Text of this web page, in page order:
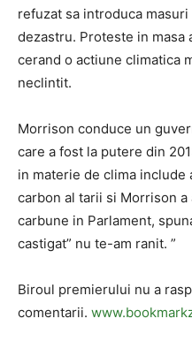
refuzat sa introduca
dezastru. Proteste in masa
cerand o actiune climatica
neclintit.
Morrison conduce un
care a fost la putere din
in materie de clima
carbon al tarii si Morrison
carbune in Parlament,
castigat” nu te-am ranit. ”
Biroul premierului nu a
comentarii.